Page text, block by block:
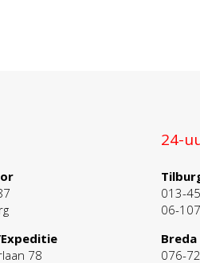
78
24-
013-
06-
Breda
076-